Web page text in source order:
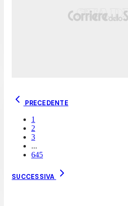
PRECEDENTE
1
2
3
...
645
SUCCESSIVA